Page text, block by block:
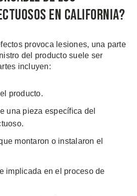
en California?
provoca lesiones, una parte
del producto suele ser
incluyen:
producto.
una pieza específica del
montaron o instalaron el
implicada en el proceso de